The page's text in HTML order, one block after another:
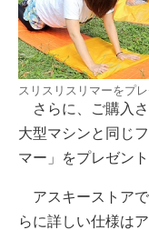
スリスリスリマーをプ
さらに、ご購入さ
大型マシンと同じ
マー」をプレゼント
アスキーストア
らに詳しい仕様は